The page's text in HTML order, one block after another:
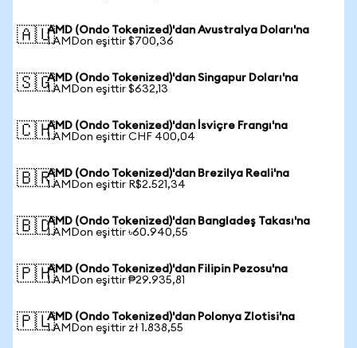
🇦🇺AMD (Ondo Tokenized)'dan Avustralya Doları'na
1 AMDon eşittir $700,36
🇸🇬AMD (Ondo Tokenized)'dan Singapur Doları'na
1 AMDon eşittir $632,13
🇨🇭AMD (Ondo Tokenized)'dan İsviçre Frangı'na
1 AMDon eşittir CHF 400,04
🇧🇷AMD (Ondo Tokenized)'dan Brezilya Reali'na
1 AMDon eşittir R$2.521,34
🇧🇩AMD (Ondo Tokenized)'dan Bangladeş Takası'na
1 AMDon eşittir ৳60.940,55
🇵🇭AMD (Ondo Tokenized)'dan Filipin Pezosu'na
1 AMDon eşittir ₱29.935,81
🇵🇱AMD (Ondo Tokenized)'dan Polonya Zlotisi'na
1 AMDon eşittir zł 1.838,55